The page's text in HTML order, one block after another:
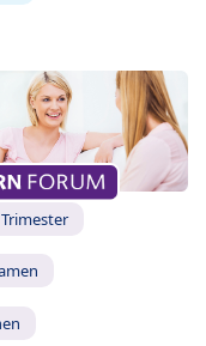
Trimester